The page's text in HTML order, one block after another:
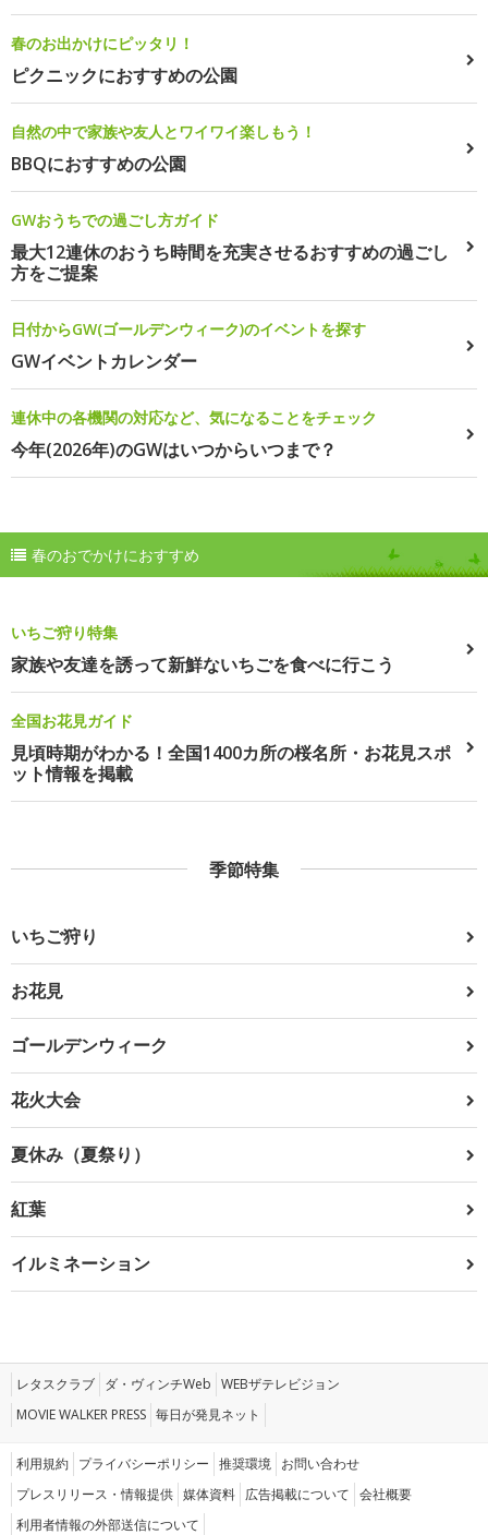
春のお出かけにピッタリ！
ピクニックにおすすめの公園
自然の中で家族や友人とワイワイ楽しもう！
BBQにおすすめの公園
GWおうちでの過ごし方ガイド
最大12連休のおうち時間を充実させるおすすめの過ごし
方をご提案
日付からGW(ゴールデンウィーク)のイベントを探す
GWイベントカレンダー
連休中の各機関の対応など、気になることをチェック
今年(2026年)のGWはいつからいつまで？
春のおでかけにおすすめ
いちご狩り特集
家族や友達を誘って新鮮ないちごを食べに行こう
全国お花見ガイド
見頃時期がわかる！全国1400カ所の桜名所・お花見スポ
ット情報を掲載
季節特集
いちご狩り
お花見
ゴールデンウィーク
花火大会
夏休み（夏祭り）
紅葉
イルミネーション
レタスクラブ ダ・ヴィンチWeb WEBザテレビジョン
MOVIE WALKER PRESS 毎日が発見ネット
利用規約 プライバシーポリシー 推奨環境 お問い合わせ
プレスリリース・情報提供 媒体資料 広告掲載について 会社概要
利用者情報の外部送信について